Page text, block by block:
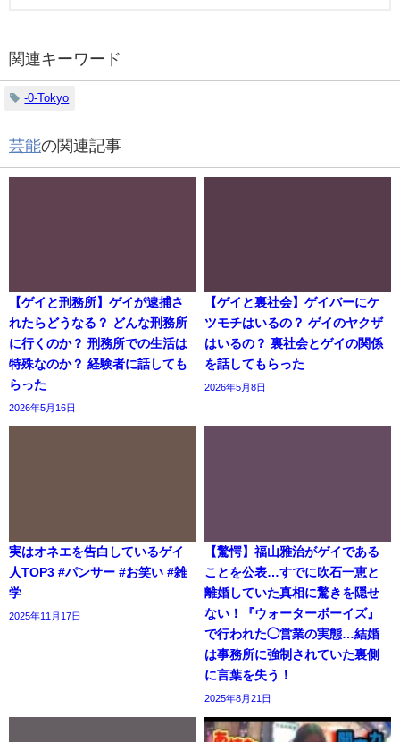
関連キーワード
-0-Tokyo
芸能の関連記事
【ゲイと刑務所】ゲイが逮捕さ
れたらどうなる？ どんな刑務所
に行くのか？ 刑務所での生活は
特殊なのか？ 経験者に話しても
らった
2026年5月16日
【ゲイと裏社会】ゲイバーにケ
ツモチはいるの？ ゲイのヤクザ
はいるの？ 裏社会とゲイの関係
を話してもらった
2026年5月8日
実はオネエを告白しているゲイ
人TOP3 #パンサー #お笑い #雑
学
2025年11月17日
【驚愕】福山雅治がゲイである
ことを公表…すでに吹石一恵と
離婚していた真相に驚きを隠せ
ない！『ウォーターボーイズ』
で行われた◯営業の実態…結婚
は事務所に強制されていた裏側
に言葉を失う！
2025年8月21日